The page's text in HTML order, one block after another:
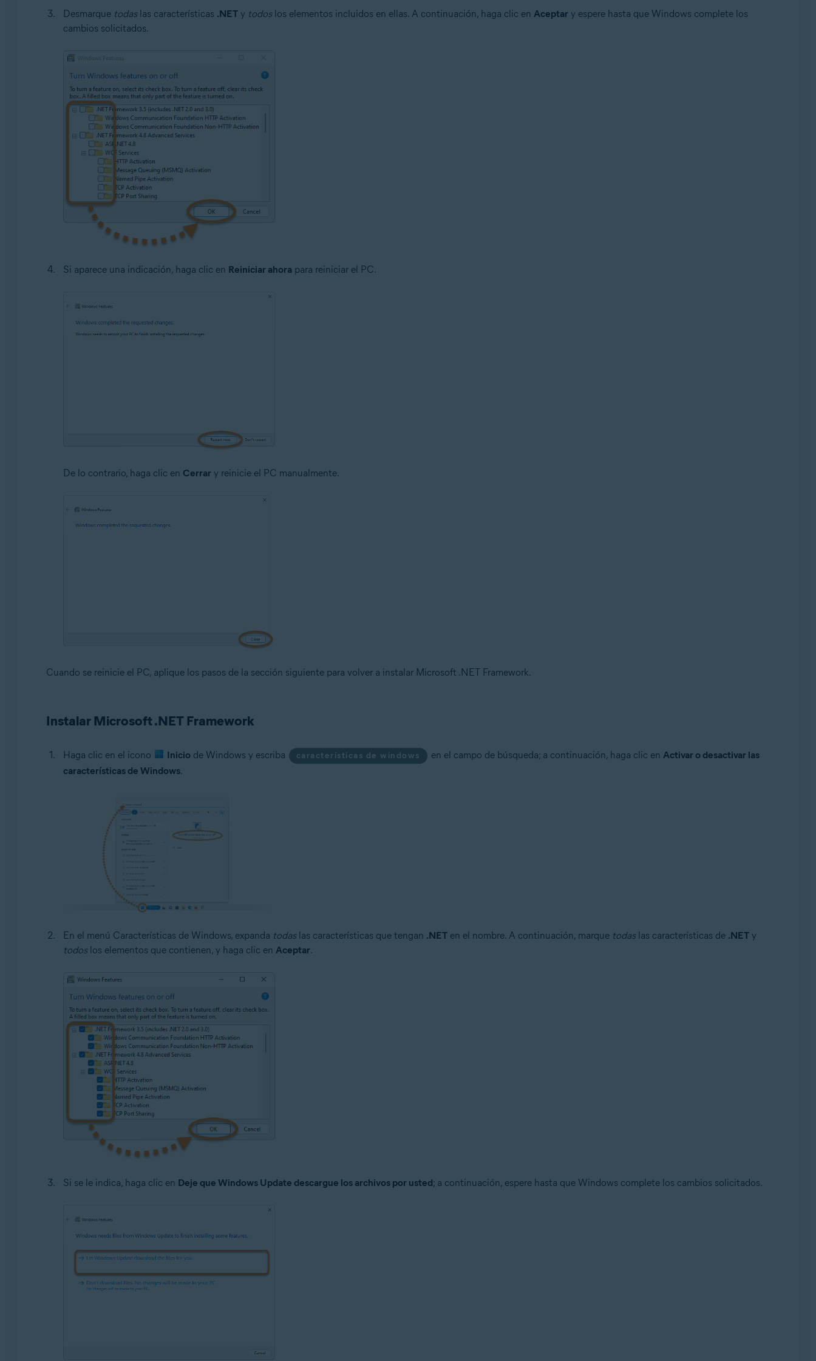
Desmarque todaslas características .NETy todoslos elementos incluidos en ellas. A continuación, haga clic en Aceptar y espere hasta que Windows complete los
cambios solicitados.
Si aparece una indicación, haga clic en Reiniciar ahorapara reiniciar el PC.
De lo contrario, haga clic en Cerrar y reinicie el PC manualmente.
Cuando se reinicie el PC, aplique los pasos de la sección siguiente para volver a instalar Microsoft .NET Framework.
Instalar Microsoft .NET Framework
Haga clic en el icono Inicio de Windows y escriba características de windows en el campo de búsqueda; a continuación, haga clic en Activar o desactivar las
características de Windows.
En el menú Características de Windows, expanda todaslas características que tengan .NETen el nombre. A continuación, marque todaslas características de .NETy
todoslos elementos que contienen, y haga clic en Aceptar.
Si se le indica, haga clic en Deje que Windows Update descargue los archivos por usted; a continuación, espere hasta que Windows complete los cambios solicitados.